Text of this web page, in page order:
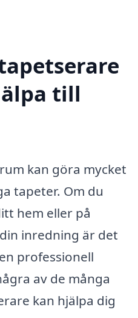
till
kan göra mycket
tapeter. Om du
hem eller på
inredning är det
professionell
av de många
kan hjälpa dig